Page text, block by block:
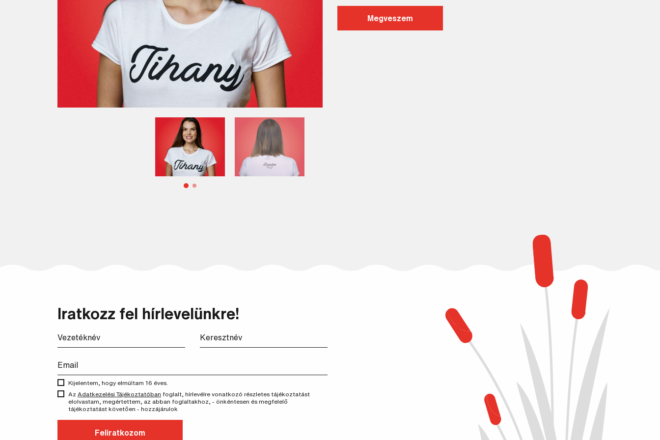
Megveszem
Iratkozz fel hírlevelünkre!
Kijelentem, hogy elmúltam 16 éves.
Az Adatkezelési Tájékoztatóban foglalt, hírlevélre vonatkozó részletes tájékoztatást
elolvastam, megértettem, az abban foglaltakhoz, - önkéntesen és megfelelő
tájékoztatást követően - hozzájárulok
Feliratkozom